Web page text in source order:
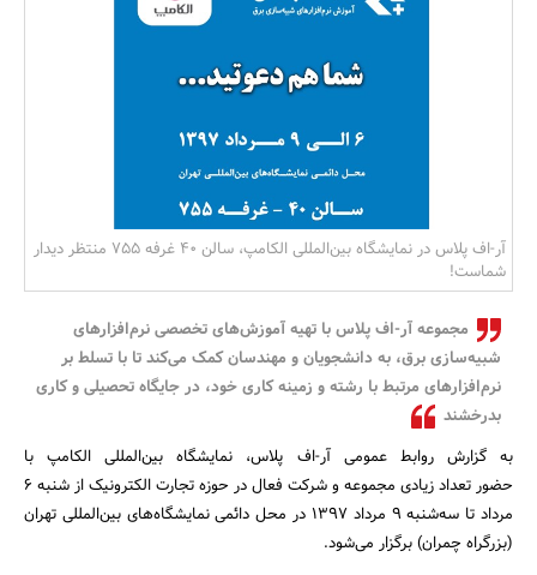
بانک، بیمه و سرمایه
آر-اف پلاس در نمایشگاه بین‌المللی الکامپ، سالن 40 غرفه 755 منتظر دیدار
شماست!
مجموعه آر-اف پلاس با تهیه آموزش‌های تخصصی نرم‌افزارهای
شبیه‌سازی برق، به دانشجویان و مهندسان کمک می‌کند تا با تسلط بر
نرم‌افزارهای مرتبط با رشته و زمینه کاری خود، در جایگاه تحصیلی و کاری
بدرخشند
به گزارش روابط عمومی آر-اف پلاس، نمایشگاه بین‌المللی الکامپ با
حضور تعداد زیادی مجموعه و شرکت فعال در حوزه تجارت الکترونیک از شنبه 6
مرداد تا سه‌شنبه 9 مرداد 1397 در محل دائمی نمایشگاه‌های بین‌المللی تهران
(بزرگراه چمران) برگزار می‌شود.